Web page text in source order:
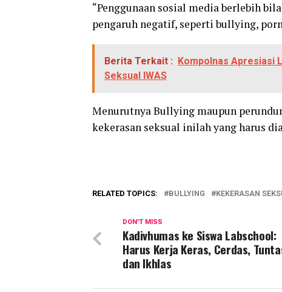
“Penggunaan sosial media berlebih
pengaruh negatif, seperti bullying,
Berita Terkait :
Kompolnas Apresiasi
Seksual IWAS
Menurutnya Bullying maupun
kekerasan seksual inilah yang harus
RELATED TOPICS: BULLYING KEKERASAN
DON'T MISS
Kadivhumas ke Siswa Labschool:
Harus Kerja Keras, Cerdas,
dan Ikhlas